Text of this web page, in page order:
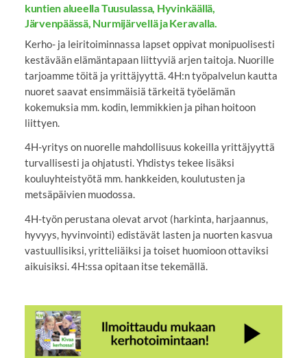
kuntien alueella Tuusulassa, Hyvinkäällä,
Järvenpäässä, Nurmijärvellä ja Keravalla.
Kerho- ja leiritoiminnassa lapset oppivat monipuolisesti
kestävään elämäntapaan liittyviä arjen taitoja. Nuorille
tarjoamme töitä ja yrittäjyyttä. 4H:n työpalvelun kautta
nuoret saavat ensimmäisiä tärkeitä työelämän
kokemuksia mm. kodin, lemmikkien ja pihan hoitoon
liittyen.
4H-yritys on nuorelle mahdollisuus kokeilla yrittäjyyttä
turvallisesti ja ohjatusti. Yhdistys tekee lisäksi
kouluyhteistyötä mm. hankkeiden, koulutusten ja
metsäpäivien muodossa.
4H-työn perustana olevat arvot (harkinta, harjaannus,
hyvyys, hyvinvointi) edistävät lasten ja nuorten kasvua
vastuullisiksi, yritteliäiksi ja toiset huomioon ottaviksi
aikuisiksi. 4H:ssa opitaan itse tekemällä.